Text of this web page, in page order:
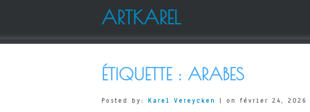
ARTKAREL
ÉTIQUETTE : ARABES
Posted by: Karel Vereycken | on février 24, 2026